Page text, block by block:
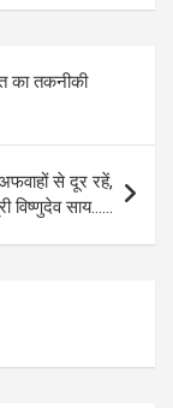
py
n
k
ar
e
का तकनीकी
से दूर रहें,
विष्णुदेव साय……